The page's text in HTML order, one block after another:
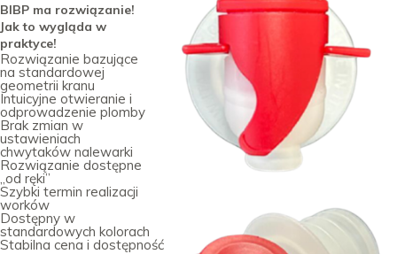
BIBP ma rozwiązanie!
Jak to wygląda w
praktyce!
Rozwiązanie bazujące
na standardowej
geometrii kranu
Intuicyjne otwieranie i
odprowadzenie plomby
Brak zmian w
ustawieniach
chwytaków nalewarki
Rozwiązanie dostępne
„od ręki”
Szybki termin realizacji
worków
Dostępny w
standardowych kolorach
Stabilna cena i dostępność